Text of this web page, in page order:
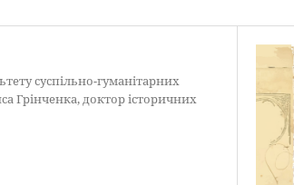
суспільно-гуманітарних
Грінченка, доктор історичних